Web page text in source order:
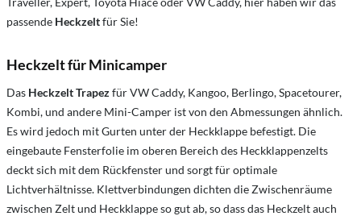
passende Heckzeltfür Sie!
Heckzelt für Minicamper
Das Heckzelt Trapezfür VW Caddy, Kangoo, Berlingo, Spacetourer,
Kombi, und andere Mini-Camper ist von den Abmessungen ähnlich.
Es wird jedoch mit Gurten unter der Heckklappe befestigt. Die
eingebaute Fensterfolie im oberen Bereich des Heckklappenzelts
deckt sich mit dem Rückfenster und sorgt für optimale
Lichtverhältnisse. Klettverbindungen dichten die Zwischenräume
zwischen Zelt und Heckklappe so gut ab, so dass das Heckzelt auch